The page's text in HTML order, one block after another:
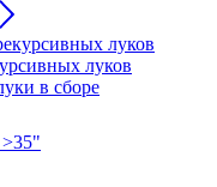
луков
луков
в сборе